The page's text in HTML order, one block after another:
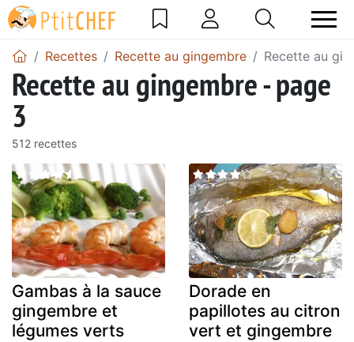
Recettes Recette au gingembre Recette au
Recette au gingembre - page
3
512 recettes
Gambas à la sauce
gingembre et
légumes verts
Dorade en
papillotes au citron
vert et gingembre